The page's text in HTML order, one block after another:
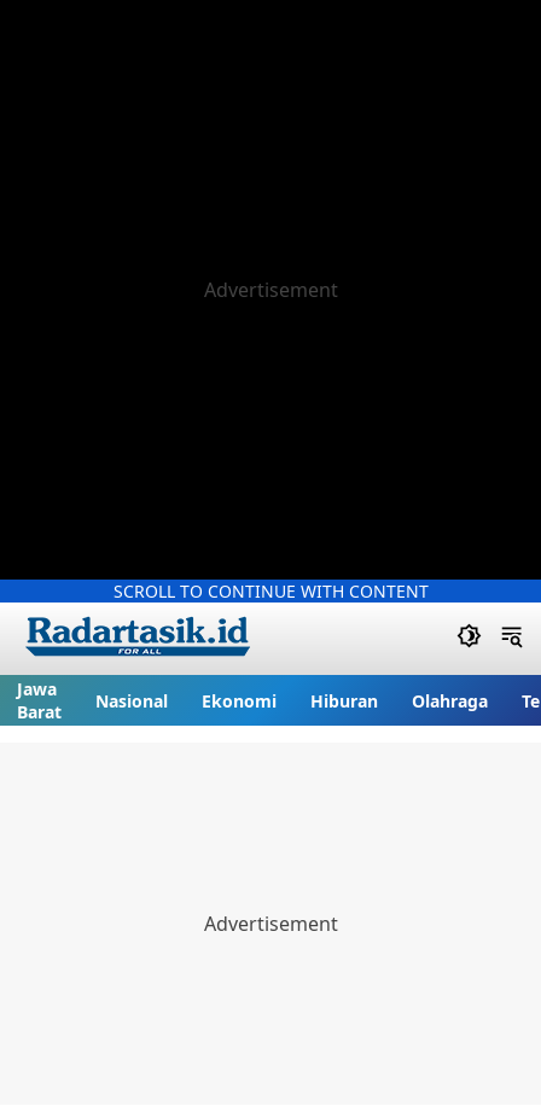
SCROLL TO CONTINUE WITH CONTENT
Jawa
Barat
Nasional Ekonomi Hiburan Olahraga